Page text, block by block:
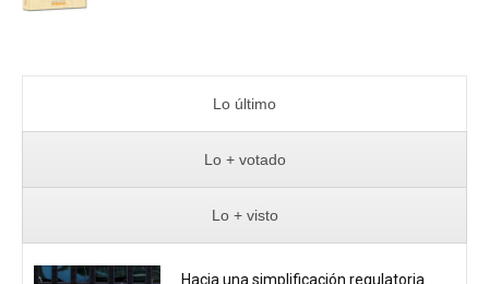
Lo último
Lo + votado
Lo + visto
Hacia una simplificación regulatoria